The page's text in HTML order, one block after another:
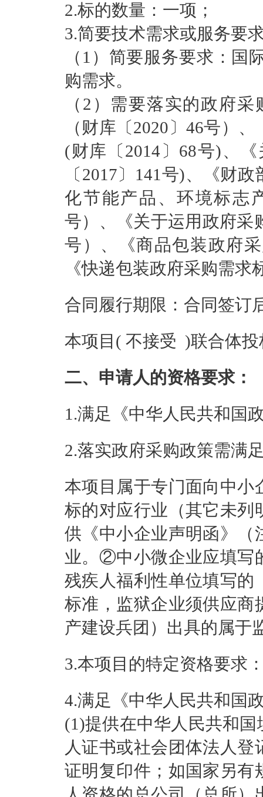
2.标的数量：一项；
3.简要技术需求或服务要
（1）简要服务要求：
购需求。
（2）需要落实的政府
（财库〔2020〕46号）
(财库〔2014〕68号)、
〔2017〕141号)、《财
化节能产品、环境标志
号）、《关于运用政府采
号）、《商品包装政府
《快递包装政府采购需
合同履行期限：合同签订
本项目( 不接受 )联合体投
二、申请人的资格要求：
1.满足《中华人民共和国
2.落实政府采购政策需满
本项目属于专门面向中小
标的对应行业（其它未列
供《中小企业声明函》
业。②中小微企业应填写
残疾人福利性单位填写的
标准，监狱企业须供应商
产建设兵团）出具的属于
3.本项目的特定资格要求
4.满足《中华人民共和国
(1)提供在中华人民共和
人证书或社会团体法人
证明复印件；如国家另有